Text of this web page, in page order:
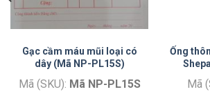
Gạc cầm máu mũi loại có
dây (Mã NP-PL15S)
Mã (SKU): Mã NP-PL15S
Ống
Mã